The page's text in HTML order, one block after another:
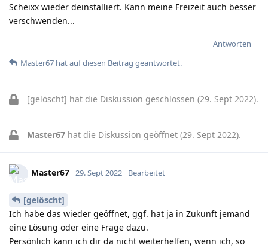
Scheixx wieder deinstalliert. Kann meine Freizeit auch besser
verschwenden...
Antworten
Master67 hatauf diesen Beitrag geantwortet.
[gelöscht] hat die Diskussion geschlossen (29. Sept 2022).
Master67 hat die Diskussion geöffnet (29. Sept 2022).
Master67 29. Sept 2022 Bearbeitet
[gelöscht]
Ich habe das wieder geöffnet, ggf. hat ja in Zukunft jemand
eine Lösung oder eine Frage dazu.
Persönlich kann ich dir da nicht weiterhelfen, wenn ich, so